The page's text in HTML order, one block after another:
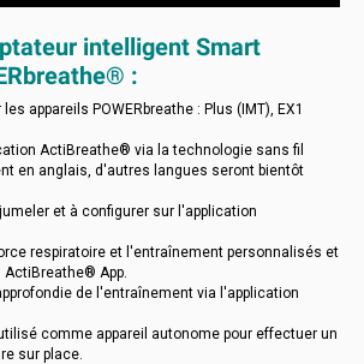
intelligent Smart
:
appareils POWERbreathe : Plus (IMT), EX1
ActiBreathe® via la technologie sans fil
en anglais, d'autres langues seront bientôt
et à configurer sur l'application
respiratoire et l'entraînement personnalisés et
App.
de l'entraînement via l'application
comme appareil autonome pour effectuer un
sur place.